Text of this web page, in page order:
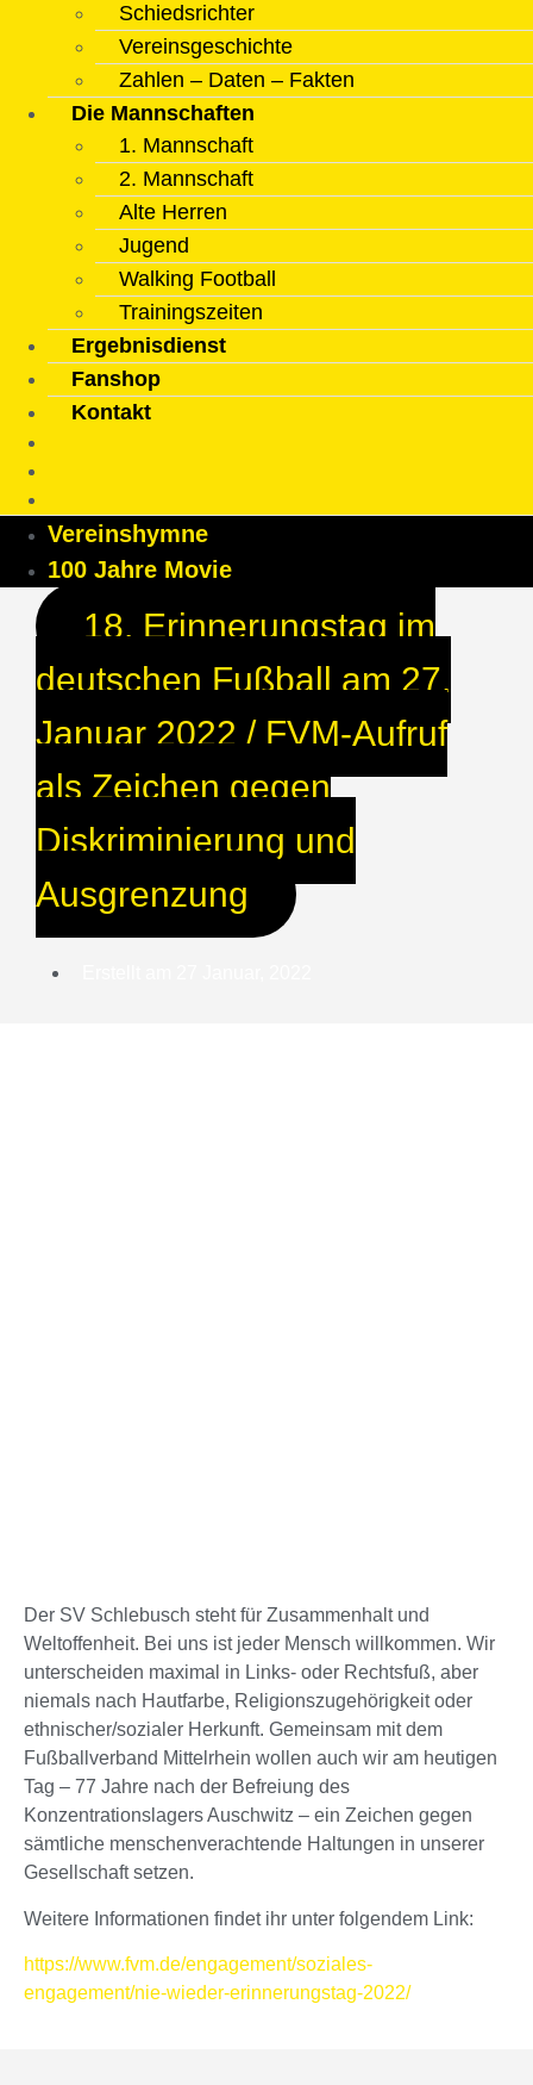
Schiedsrichter
Vereinsgeschichte
Zahlen – Daten – Fakten
Die Mannschaften
1. Mannschaft
2. Mannschaft
Alte Herren
Jugend
Walking Football
Trainingszeiten
Ergebnisdienst
Fanshop
Kontakt
Vereinshymne
100 Jahre Movie
18. Erinnerungstag im
deutschen Fußball am 27.
Januar 2022 / FVM-Aufruf
als Zeichen gegen
Diskriminierung und
Ausgrenzung
Der SV Schlebusch steht für Zusammenhalt und
Weltoffenheit. Bei uns ist jeder Mensch willkommen. Wir
unterscheiden maximal in Links- oder Rechtsfuß, aber
niemals nach Hautfarbe, Religionszugehörigkeit oder
ethnischer/sozialer Herkunft. Gemeinsam mit dem
Fußballverband Mittelrhein wollen auch wir am heutigen
Tag – 77 Jahre nach der Befreiung des
Konzentrationslagers Auschwitz – ein Zeichen gegen
sämtliche menschenverachtende Haltungen in unserer
Gesellschaft setzen.
Weitere Informationen findet ihr unter folgendem Link:
https://www.fvm.de/engagement/soziales-
engagement/nie-wieder-erinnerungstag-2022/